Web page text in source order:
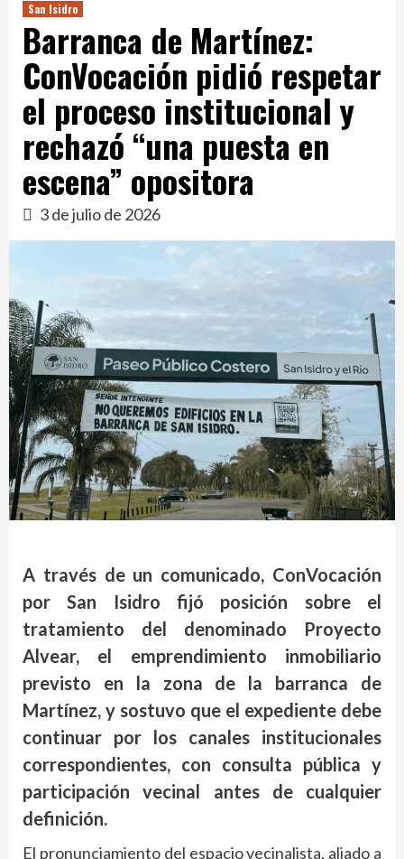
San Isidro
Barranca de Martínez:
ConVocación pidió respetar
el proceso institucional y
rechazó “una puesta en
escena” opositora
3 de julio de 2026
A través de un comunicado, ConVocación
por San Isidro fijó posición sobre el
tratamiento del denominado Proyecto
Alvear, el emprendimiento inmobiliario
previsto en la zona de la barranca de
Martínez, y sostuvo que el expediente debe
continuar por los canales institucionales
correspondientes, con consulta pública y
participación vecinal antes de cualquier
definición.
El pronunciamiento del espacio vecinalista, aliado a